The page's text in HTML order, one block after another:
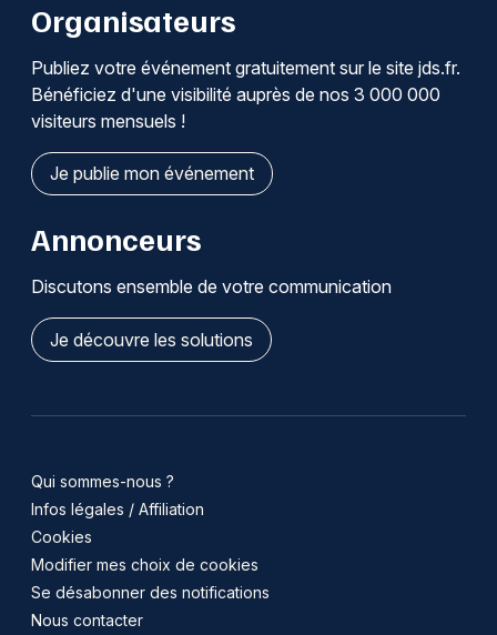
Organisateurs
Publiez votre événement gratuitement sur le site jds.fr.
Bénéficiez d'une visibilité auprès de nos 3 000 000
visiteurs mensuels !
Je publie mon événement
Annonceurs
Discutons ensemble de votre communication
Je découvre les solutions
Qui sommes-nous ?
Infos légales / Affiliation
Cookies
Modifier mes choix de cookies
Se désabonner des notifications
Nous contacter